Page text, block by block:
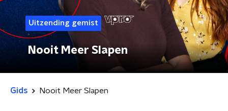
Uitzending gemist
Nooit Meer Slapen
Gids Nooit Meer Slapen